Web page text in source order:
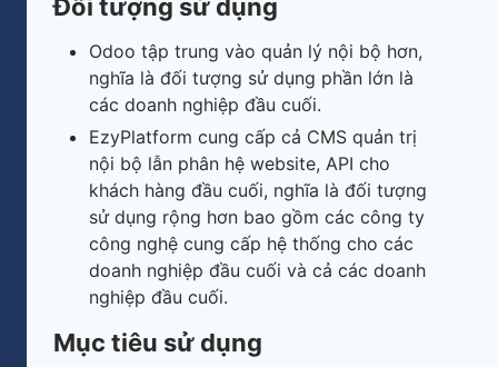
Đối tượng sử dụng
Odoo tập trung vào quản lý nội bộ hơn,
nghĩa là đối tượng sử dụng phần lớn là
các doanh nghiệp đầu cuối.
EzyPlatform cung cấp cả CMS quản trị
nội bộ lẫn phân hệ website, API cho
khách hàng đầu cuối, nghĩa là đối tượng
sử dụng rộng hơn bao gồm các công ty
công nghệ cung cấp hệ thống cho các
doanh nghiệp đầu cuối và cả các doanh
nghiệp đầu cuối.
Mục tiêu sử dụng